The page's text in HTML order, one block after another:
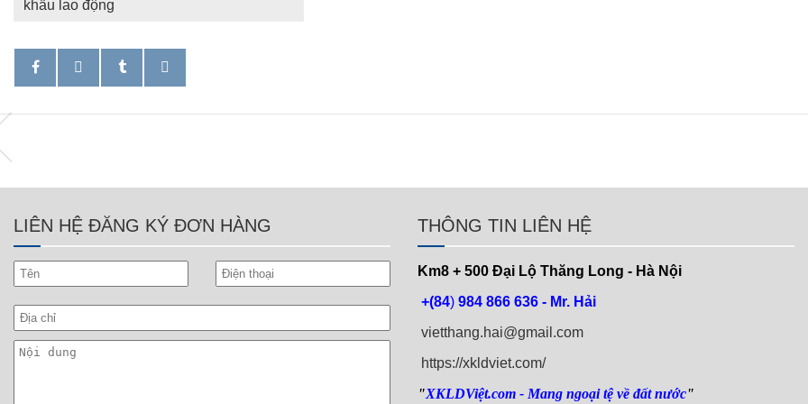
khẩu lao động
LIÊN HỆ ĐĂNG KÝ ĐƠN HÀNG THÔNG TIN LIÊN HỆ
Km8 + 500 Đại Lộ Thăng Long - Hà Nội
+(84) 984 866 636 - Mr. Hải
vietthang.hai@gmail.com
https://xkldviet.com/
"XKLDViệt.com - Mang ngoại tệ về đất nước"